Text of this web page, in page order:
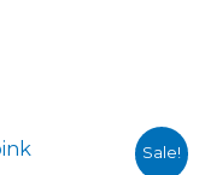
Sale!
Тренутна